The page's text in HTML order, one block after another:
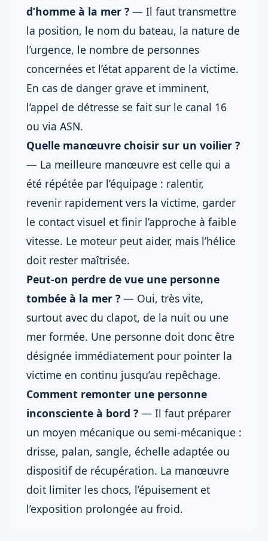
d’homme à la mer ? — Il faut transmettre
la position, le nom du bateau, la nature de
l’urgence, le nombre de personnes
concernées et l’état apparent de la victime.
En cas de danger grave et imminent,
l’appel de détresse se fait sur le canal 16
ou via ASN.
Quelle manœuvre choisir sur un voilier ?
— La meilleure manœuvre est celle qui a
été répétée par l’équipage : ralentir,
revenir rapidement vers la victime, garder
le contact visuel et finir l’approche à faible
vitesse. Le moteur peut aider, mais l’hélice
doit rester maîtrisée.
Peut-on perdre de vue une personne
tombée à la mer ? — Oui, très vite,
surtout avec du clapot, de la nuit ou une
mer formée. Une personne doit donc être
désignée immédiatement pour pointer la
victime en continu jusqu’au repêchage.
Comment remonter une personne
inconsciente à bord ? — Il faut préparer
un moyen mécanique ou semi-mécanique :
drisse, palan, sangle, échelle adaptée ou
dispositif de récupération. La manœuvre
doit limiter les chocs, l’épuisement et
l’exposition prolongée au froid.